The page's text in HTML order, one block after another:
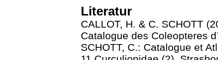
Literatur
CALLOT, H. & C. SCHOTT
Catalogue des Coleopteres
SCHOTT, C.: Catalogue et